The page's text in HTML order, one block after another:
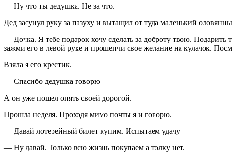
— Ну что ты дедушка. Не за что.
Дед засунул руку за пазуху и вытащил от туда маленький
— Дочка. Я тебе подарок хочу сделать за доброту твою. Подарить
зажми его в левой руке и прошепчи свое желание на кулачок.
Взяла я его крестик.
— Спасибо дедушка говорю
А он уже пошел опять своей дорогой.
Прошла неделя. Проходя мимо почты я и говорю.
— Давай лотерейный билет купим. Испытаем удачу.
— Ну давай. Только всю жизнь покупаем а толку нет.